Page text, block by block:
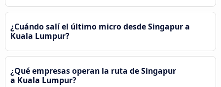
¿Cuándo salí el último micro desde Singapur a
Kuala Lumpur?
¿Qué empresas operan la ruta de Singapur
a Kuala Lumpur?